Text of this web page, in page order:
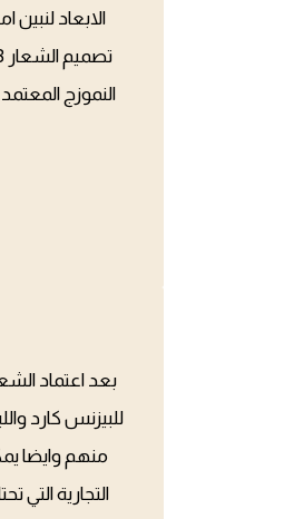
الابعاد
النموزج
بعد اعتماد
للبيزنس كارد
منهم وايضا
التجارية التي